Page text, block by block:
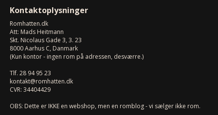
Kontaktoplysninger
Romhatten.dk
Att: Mads Heitmann
Skt. Nicolaus Gade 3, 3. 23
8000Aarhus C, Danmark
(Kun kontor - ingen rom på adressen, desværre.)
Tlf. 28 94 95 23
kontakt@romhatten.dk
CVR: 34404429
OBS: Dette er IKKE en webshop, men en romblog - vi sælger ikke rom.